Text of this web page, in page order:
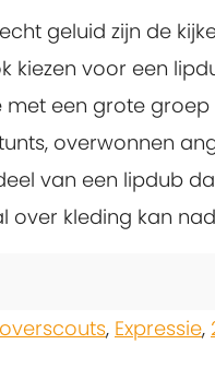
geluid zijn de
kiezen voor een
een grote
overwonnen
van een lipdub
over kleding kan
, Expressie,